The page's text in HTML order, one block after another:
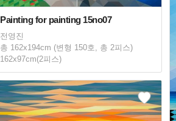
Painting for painting 15no07
전영진
총 162x194cm (변형 150호, 총 2피스)
162x97cm(2피스)